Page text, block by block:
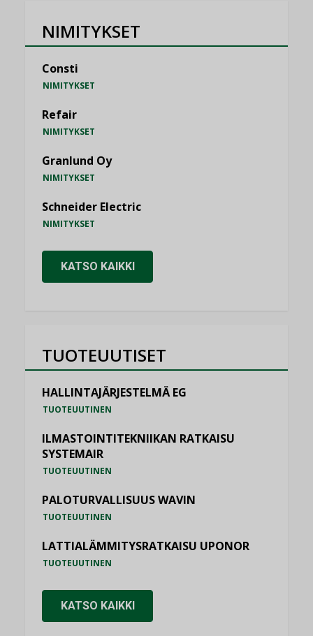
NIMITYKSET
Consti
NIMITYKSET
Refair
NIMITYKSET
Granlund Oy
NIMITYKSET
Schneider Electric
NIMITYKSET
KATSO KAIKKI
TUOTEUUTISET
HALLINTAJÄRJESTELMÄ EG
TUOTEUUTINEN
ILMASTOINTITEKNIIKAN RATKAISU
SYSTEMAIR
TUOTEUUTINEN
PALOTURVALLISUUS WAVIN
TUOTEUUTINEN
LATTIALÄMMITYSRATKAISU UPONOR
TUOTEUUTINEN
KATSO KAIKKI